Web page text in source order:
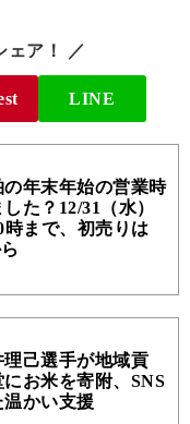
ェア！ ／
LINE
年末年始の営業時
た？12/31（水）
時まで、初売りは
己選手が地域貢
お米を寄附、SNS
かい支援